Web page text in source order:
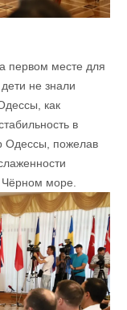
первом месте для
не знали
как
в
Одессы, пожелав
Чёрном море.